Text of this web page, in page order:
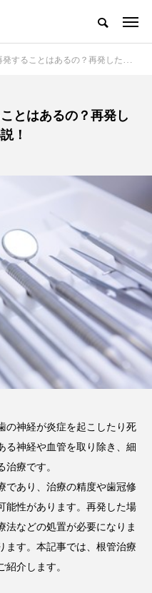
あるの？再発した場合の治療法について解説！
とはあるの？再発し
！
の神経が炎症を起こしたり死
る神経や血管を取り除き、細
療です。
であり、治療の精度や歯冠修
能性があります。再発した場
法などの処置が必要になりま
ます。本記事では、根管治療
紹介します。